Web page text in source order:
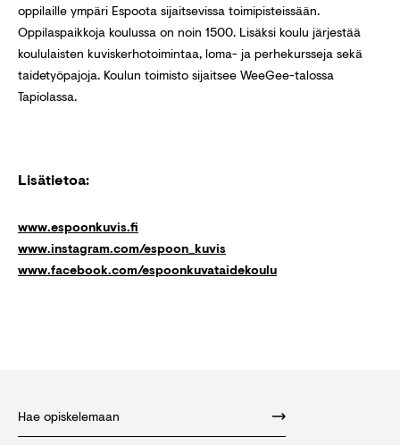
oppilaille ympäri Espoota sijaitsevissa toimipisteissään.
Oppilaspaikkoja koulussa on noin 1500. Lisäksi koulu järjestää
koululaisten kuviskerhotoimintaa, loma- ja perhekursseja sekä
taidetyöpajoja. Koulun toimisto sijaitsee WeeGee-talossa
Tapiolassa.
Lisätietoa:
www.espoonkuvis.fi
www.instagram.com/espoon_kuvis
www.facebook.com/espoonkuvataidekoulu
Hae opiskelemaan